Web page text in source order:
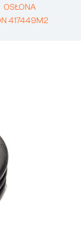
OSŁONA
417449M2